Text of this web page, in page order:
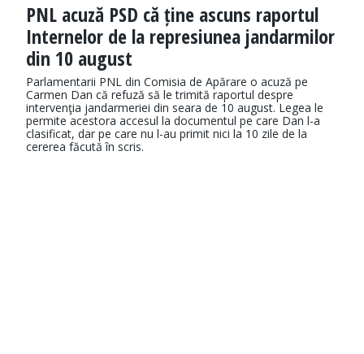
PNL acuză PSD că ține ascuns raportul
Internelor de la represiunea jandarmilor
din 10 august
Parlamentarii PNL din Comisia de Apărare o acuză pe
Carmen Dan că refuză să le trimită raportul despre
intervenţia jandarmeriei din seara de 10 august. Legea le
permite acestora accesul la documentul pe care Dan l-a
clasificat, dar pe care nu l-au primit nici la 10 zile de la
cererea făcută în scris.